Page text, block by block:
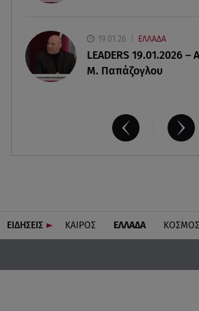
19.01.26 ΕΛΛΑΔΑ
LEADERS 19.01.2026 –
Μ. Παπάζογλου
ΕΙΔΗΣΕΙΣ ΚΑΙΡΟΣ ΕΛΛΑΔΑ ΚΟΣΜΟΣ